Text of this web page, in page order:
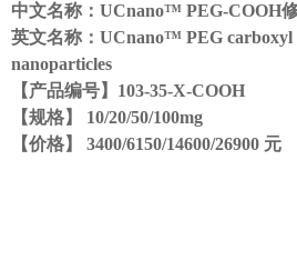
中文名称：UCnano™ PEG-COOH
英文名称：UCnano™ PEG carboxyl
nanoparticles
【产品编号】103-35-X-COOH
【规格】 10/20/50/100mg
【价格】 3400/6150/14600/26900 元